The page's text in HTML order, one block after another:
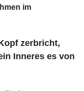
im
zerbricht,
Inneres es von